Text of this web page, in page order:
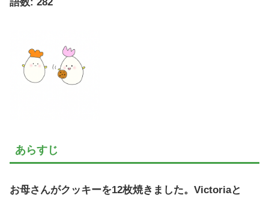
あらすじ
お母さんがクッキーを12枚焼きました。Victoriaと